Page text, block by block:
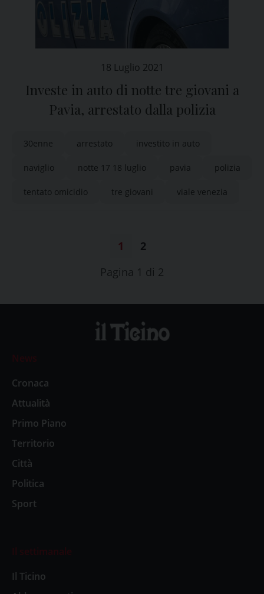
18 Luglio 2021
Investe in auto di notte tre giovani a
Pavia, arrestato dalla polizia
30enne arrestato investito in auto
naviglio notte 17 18 luglio pavia polizia
tentato omicidio tre giovani viale venezia
1
2
Pagina 1 di 2
News
Cronaca
Attualità
Primo Piano
Territorio
Città
Politica
Sport
Il settimanale
Il Ticino